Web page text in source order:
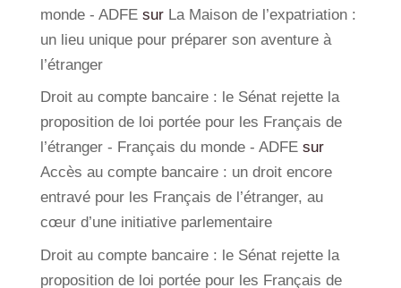
monde - ADFEsur La Maison de l’expatriation :
un lieu unique pour préparer son aventure à
l’étranger
Droit au compte bancaire : le Sénat rejette la
proposition de loi portée pour les Français de
l’étranger - Français du monde - ADFEsur
Accès au compte bancaire : un droit encore
entravé pour les Français de l’étranger, au
cœur d’une initiative parlementaire
Droit au compte bancaire : le Sénat rejette la
proposition de loi portée pour les Français de